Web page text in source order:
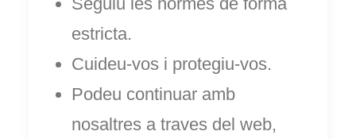
estricta.
Cuideu-vos i protegiu-vos.
Podeu continuar amb
nosaltres a traves del web,